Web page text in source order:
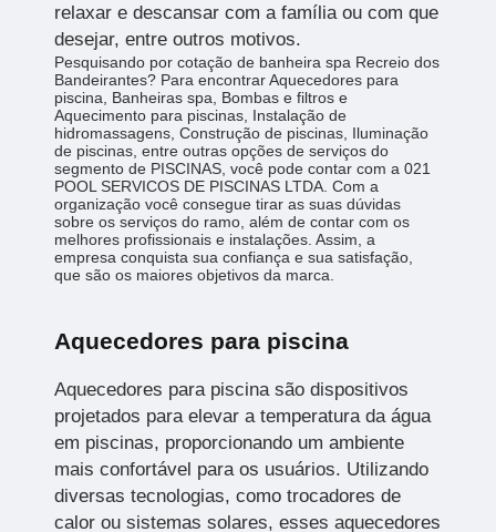
relaxar e descansar com a família ou com que
desejar, entre outros motivos.
Pesquisando por cotação de banheira spa Recreio dos
Bandeirantes? Para encontrar Aquecedores para
piscina, Banheiras spa, Bombas e filtros e
Aquecimento para piscinas, Instalação de
hidromassagens, Construção de piscinas, Iluminação
de piscinas, entre outras opções de serviços do
segmento de PISCINAS, você pode contar com a 021
POOL SERVICOS DE PISCINAS LTDA. Com a
organização você consegue tirar as suas dúvidas
sobre os serviços do ramo, além de contar com os
melhores profissionais e instalações. Assim, a
empresa conquista sua confiança e sua satisfação,
que são os maiores objetivos da marca.
Aquecedores para piscina
Aquecedores para piscina são dispositivos
projetados para elevar a temperatura da água
em piscinas, proporcionando um ambiente
mais confortável para os usuários. Utilizando
diversas tecnologias, como trocadores de
calor ou sistemas solares, esses aquecedores